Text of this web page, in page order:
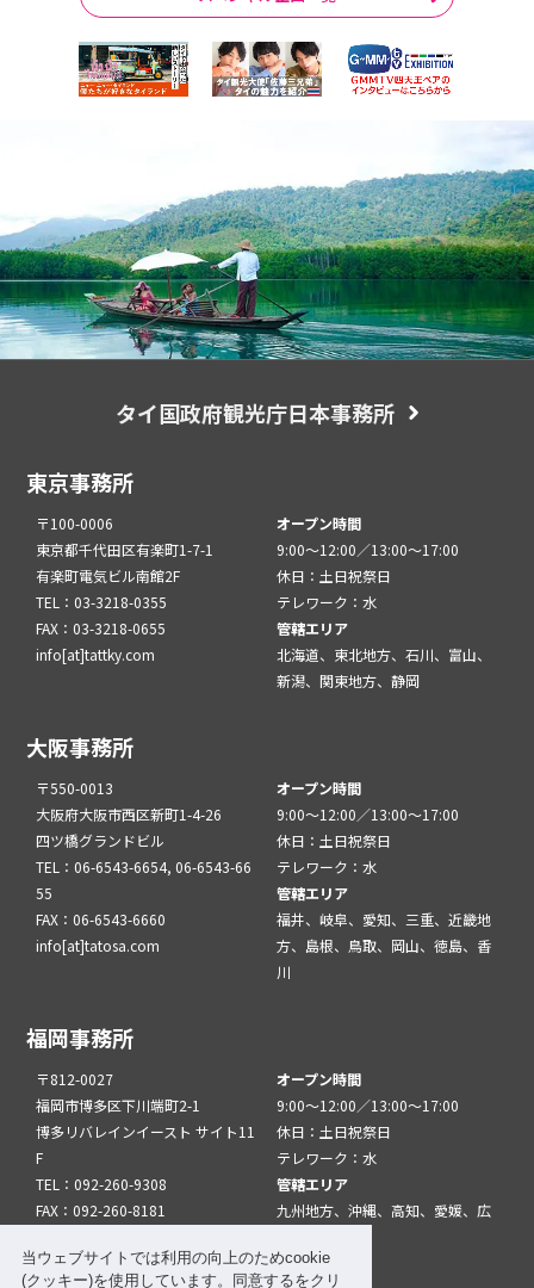
当ウェブサイトでは利用の向上のためcookie
(クッキー)を使用しています。同意するをクリ
タイ国政府観光庁日本事務所
東京事務所
〒100-0006
東京都千代田区有楽町1-7-1
有楽町電気ビル南館2F
TEL：03-3218-0355
FAX：03-3218-0655
info[at]tattky.com
オープン時間
9:00～12:00／13:00～17:00
休日：土日祝祭日
テレワーク：水
管轄エリア
北海道、東北地方、石川、富山、
新潟、関東地方、静岡
大阪事務所
〒550-0013
大阪府大阪市西区新町1-4-26
四ツ橋グランドビル
TEL：06-6543-6654, 06-6543-66
55
FAX：06-6543-6660
info[at]tatosa.com
オープン時間
9:00～12:00／13:00～17:00
休日：土日祝祭日
テレワーク：水
管轄エリア
福井、岐阜、愛知、三重、近畿地
方、島根、鳥取、岡山、徳島、香
川
福岡事務所
〒812-0027
福岡市博多区下川端町2-1
博多リバレインイースト サイト11
F
TEL：092-260-9308
FAX：092-260-8181
オープン時間
9:00～12:00／13:00～17:00
休日：土日祝祭日
テレワーク：水
管轄エリア
九州地方、沖縄、高知、愛媛、広